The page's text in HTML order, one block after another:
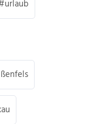
urlaub